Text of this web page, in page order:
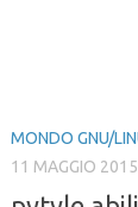
By
Ecco come
per abilitare il